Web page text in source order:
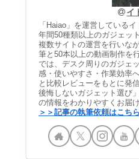
イ
「Haiao」を運営しているイ
年間50種類以上のガジェッ
複数サイトの運営を行いな
筆と50本以上の動画制作を
では、デスク周りのガジェ
感・使いやすさ・作業効率
と比較レビューをもとに発
後悔しないガジェット選び
の情報をわかりやすくお届
＞＞記事の執筆依頼はこちら